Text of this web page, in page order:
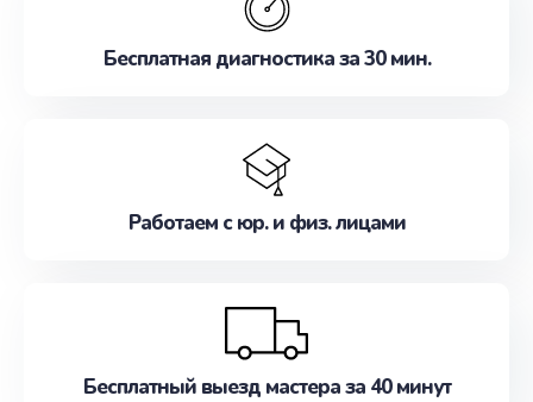
Бесплатная диагностика за 30 мин.
Работаем с юр. и физ. лицами
Бесплатный выезд мастера за 40 минут